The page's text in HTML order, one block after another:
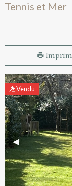
Tennis et Mer
Vendu
Previous Slide
◀︎